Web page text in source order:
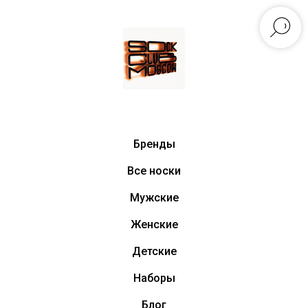
Бренды
Все носки
Мужские
Женские
Детские
Наборы
Блог